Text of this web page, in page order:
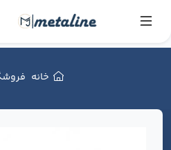
خانه